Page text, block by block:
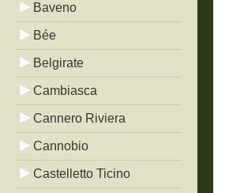
Baveno
Bée
Belgirate
Cambiasca
Cannero Riviera
Cannobio
Castelletto Ticino